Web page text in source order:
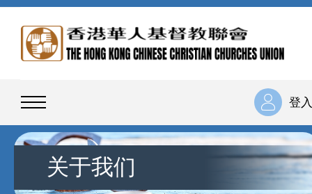
登入
关于我们